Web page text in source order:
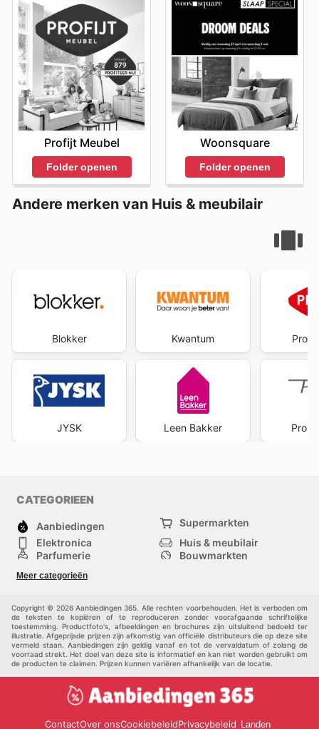
Profijt Meubel
Folder openen
Woonsquare
Folder openen
Andere merken van Huis & meubilair
Blokker
JYSK
Kwantum
Leen Bakker
CATEGORIEEN
Aanbiedingen
Supermarkten
Elektronica
Huis & meubilair
Parfumerie
Bouwmarkten
Kinderen
Meer categorieën
Copyright © 2026 Aanbiedingen 365. Alle rechten voorbehouden. Het is verboden om
de teksten te kopiëren of te reproduceren zonder voorafgaande schriftelijke
toestemming. Productfoto's, afbeeldingen en brochures zijn uitsluitend bedoeld ter
illustratie. Afgeprijsde prijzen zijn afkomstig van officiële distributeurs die op deze site
vermeld staan. Aanbiedingen zijn geldig vanaf en tot de vervaldatum of zolang de
voorraad strekt. Het doel van deze site is informatief en kan niet worden gebruikt om
de producten te claimen. Prijzen kunnen variëren afhankelijk van de locatie.
ContactOver onsCookiebeleidPrivacybeleid Landen